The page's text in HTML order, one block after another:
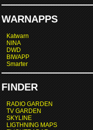
WARNAPPS
Katwarn
NINA
DWD
BIWAPP
Smarter
FINDER
RADIO GARDEN
TV GARDEN
SKYLINE
LIGTHNING MAPS